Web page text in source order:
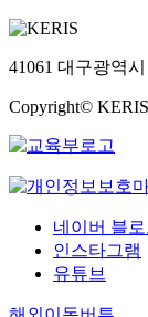
41061 대구광역
Copyright©
네이버 블
인스타그램
유튜브